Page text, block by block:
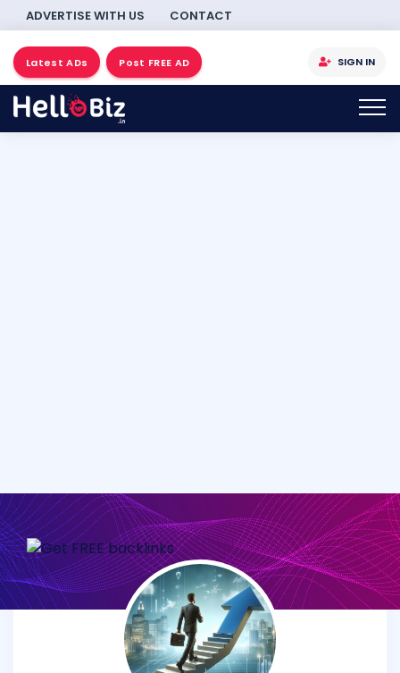
ADVERTISE WITH US CONTACT
Latest ADs Post FREE AD SIGN IN